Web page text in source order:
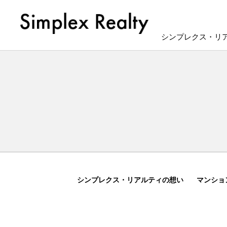
シンプレクス・リ
シンプレクス・リアルティの想い マンシ